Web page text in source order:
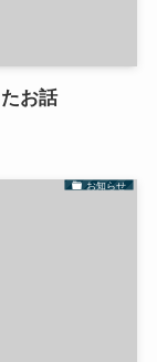
お話
お知らせ